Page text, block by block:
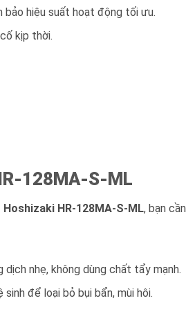
bảo hiệu suất hoạt động tối ưu.
kịp thời.
128MA-S-ML
Hoshizaki HR-128MA-S-ML, bạn
nhẹ, không dùng chất tẩy mạnh.
để loại bỏ bụi bẩn, mùi hôi.